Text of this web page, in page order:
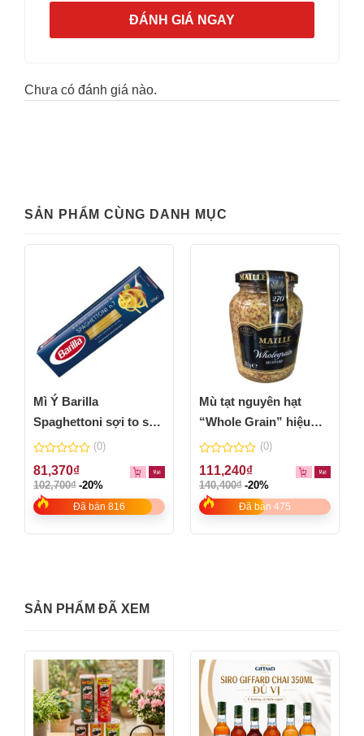
ĐÁNH GIÁ NGAY
Chưa có đánh giá nào.
SẢN PHẨM CÙNG DANH MỤC
Mì Ý Barilla
Spaghettoni sợi to số
7 – hộp 500gr
0
out
of
5
(0)
81,370₫
102,700₫ -20%
Đã bán 816
Mù tạt nguyên hạt
“Whole Grain” hiệu
Maille – lọ nhỏ 210ml
0
out
of
5
(0)
111,240₫
140,400₫ -20%
Đã bán 475
SẢN PHẨM ĐÃ XEM